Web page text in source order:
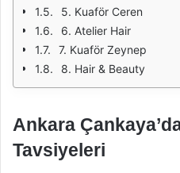
5. Kuaför Ceren
6. Atelier Hair
7. Kuaför Zeynep
8. Hair & Beauty
Ankara
Tavsiyeleri